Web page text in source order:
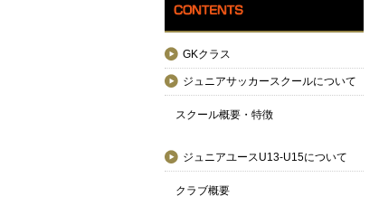
GKクラス
ジュニアサッカースクールについて
スクール概要・特徴
ジュニアユースU13-U15について
クラブ概要